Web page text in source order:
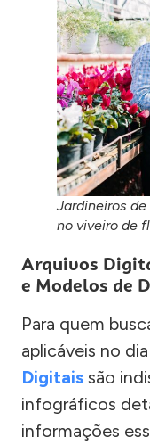
Jardineiros
no viveiro de
Arquivos
e Modelos de
Para quem
aplicáveis no
Digitais são
infográficos
informações